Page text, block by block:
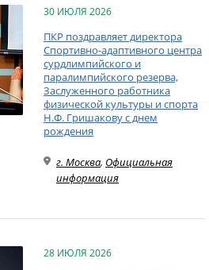
30 ИЮЛЯ 2026
ПКР поздравляет директора
Спортивно-адаптивного центра
сурдлимпийского и
паралимпийского резерва,
Заслуженного работника
физической культуры и спорта
Н.Ф. Гришакову с днем
рождения
г. Москва, Официальная
информация
28 ИЮЛЯ 2026